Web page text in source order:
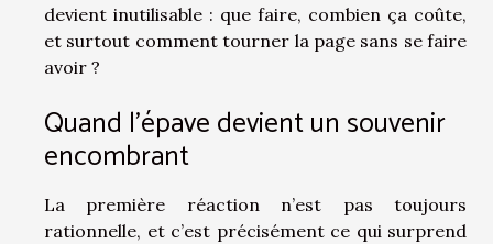
devient inutilisable : que faire, combien ça coûte,
et surtout comment tourner la page sans se faire
avoir ?
Quand l’épave devient un souvenir
encombrant
La première réaction n’est pas toujours
rationnelle, et c’est précisément ce qui surprend